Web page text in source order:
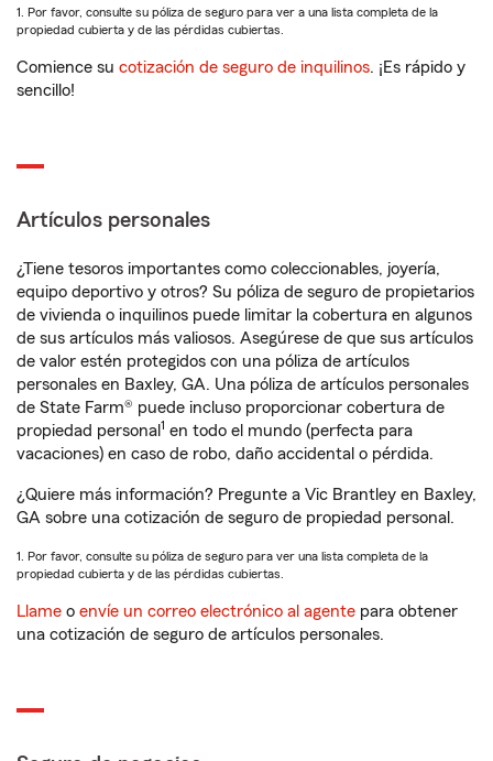
1. Por favor, consulte su póliza de seguro para ver a una lista completa de la
propiedad cubierta y de las pérdidas cubiertas.
Comience su cotización de seguro de inquilinos. ¡Es rápido y
sencillo!
Artículos personales
¿Tiene tesoros importantes como coleccionables, joyería,
equipo deportivo y otros? Su póliza de seguro de propietarios
de vivienda o inquilinos puede limitar la cobertura en algunos
de sus artículos más valiosos. Asegúrese de que sus artículos
de valor estén protegidos con una póliza de artículos
personales en Baxley, GA. Una póliza de artículos personales
de State Farm® puede incluso proporcionar cobertura de
propiedad personal 1 en todo el mundo (perfecta para
vacaciones) en caso de robo, daño accidental o pérdida.
¿Quiere más información? Pregunte a Vic Brantley en Baxley,
GA sobre una cotización de seguro de propiedad personal.
1. Por favor, consulte su póliza de seguro para ver una lista completa de la
propiedad cubierta y de las pérdidas cubiertas.
Llame o envíe un correo electrónico al agente para obtener
una cotización de seguro de artículos personales.